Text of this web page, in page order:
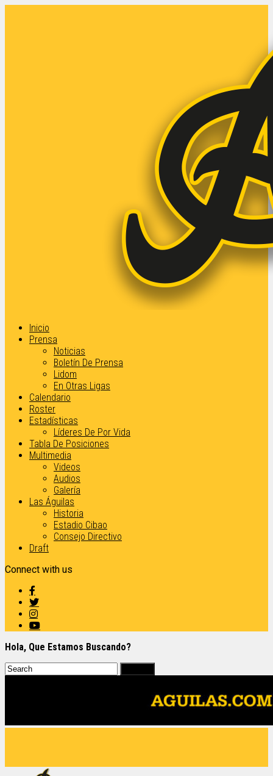
Inicio
Prensa
Noticias
Boletín De Prensa
Lidom
En Otras Ligas
Calendario
Roster
Estadísticas
Líderes De Por Vida
Tabla De Posiciones
Multimedia
Videos
Audios
Galería
Las Águilas
Historia
Estadio Cibao
Consejo Directivo
Draft
Connect with us
Hola, Que Estamos Buscando?